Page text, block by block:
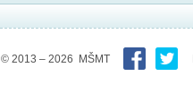
© 2013 – 2026 MŠMT